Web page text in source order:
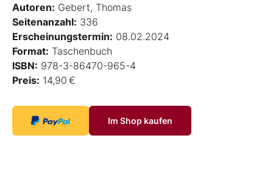
Autoren: Gebert, Thomas
Seitenanzahl: 336
Erscheinungstermin: 08.02.2024
Format: Taschenbuch
ISBN: 978-3-86470-965-4
Preis: 14,90 €
Im Shop kaufen